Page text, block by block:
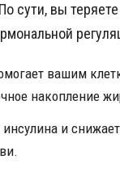
сути, вы
вашим
накопление
и